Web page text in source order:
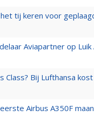
tij keren voor
Aviapartner op
Class? Bij Lufthansa
Airbus A350F